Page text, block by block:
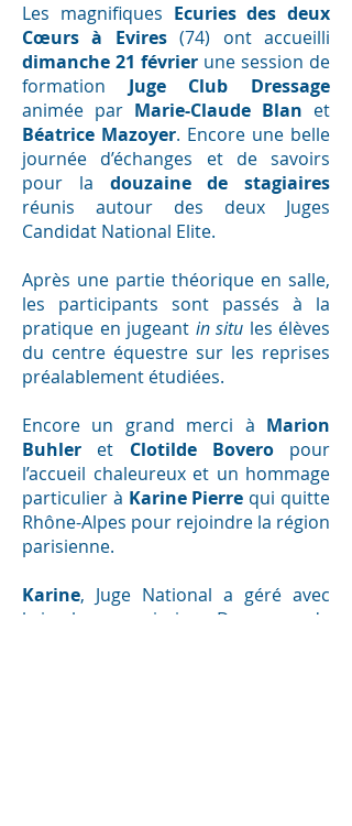
Les magnifiques Ecuries des deux
Cœurs à Evires(74) ont accueilli
dimanche 21 février une session de
formation Juge Club Dressage
animée par Marie-Claude Blan et
Béatrice Mazoyer. Encore une belle
journée d’échanges et de savoirs
pour la douzaine de stagiaires
réunis autour des deux Juges
Candidat National Elite.
Après une partie théorique en salle,
les participants sont passés à la
pratique en jugeant in situ les élèves
du centre équestre sur les reprises
préalablement étudiées.
Encore un grand merci à Marion
Buhler et Clotilde Boveropour
l’accueil chaleureux et un hommage
particulier à Karine Pierre qui quitte
Rhône-Alpes pour rejoindre la région
parisienne.
Karine, Juge National a géré avec
brio la commission Dressage de